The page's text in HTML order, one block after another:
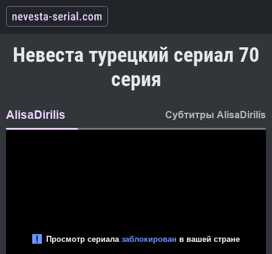
Невеста турецкий сериал 70
серия
AlisaDirilis Субтитры AlisaDirilis